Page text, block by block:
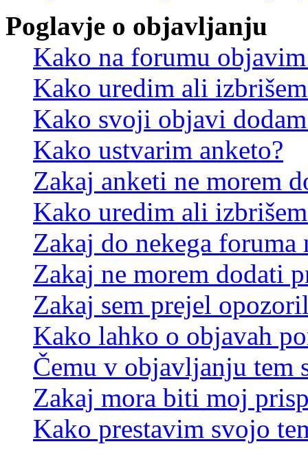
Poglavje o objavljanju
Kako na forumu
Kako uredim ali
Kako svoji objavi
Kako ustvarim anketo?
Zakaj anketi ne morem
Kako uredim ali
Zakaj do nekega foruma
Zakaj ne morem dodati
Zakaj sem prejel
Kako lahko o objavah
Čemu v objavljanju tem
Zakaj mora biti moj
Kako prestavim svojo